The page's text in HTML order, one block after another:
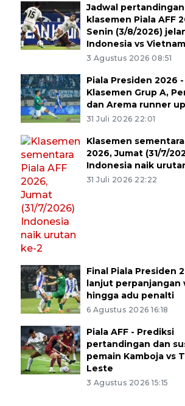
Jadwal
klasemen Piala AFF
Senin (3/8/2026)
Indonesia vs Vietnam
3 Agustus 2026 08:51
Piala Presiden 2026 -
Klasemen Grup A,
dan Arema runner up
31 Juli 2026 22:01
Klasemen sementara
2026, Jumat (31/7/
Indonesia naik
31 Juli 2026 22:22
Final Piala Presiden
lanjut perpanjangan
hingga adu penalti
6 Agustus 2026 16:18
Piala AFF - Prediksi
pertandingan dan
pemain Kamboja vs
Leste
3 Agustus 2026 15:15